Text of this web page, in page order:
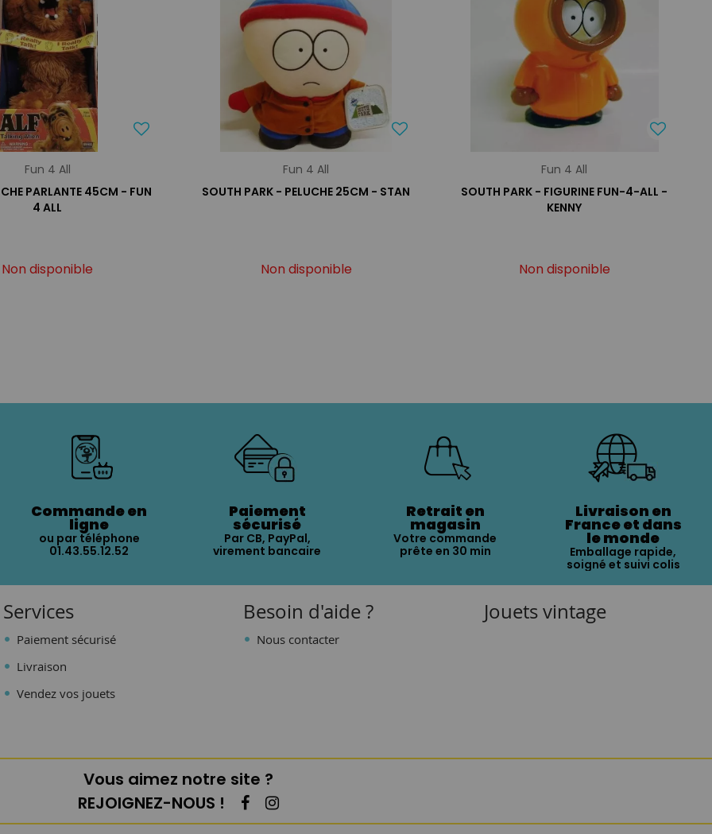
Fun 4 All
PARLANTE 45CM - FUN
4 ALL
Non disponible
Fun 4 All
SOUTH PARK - PELUCHE 25CM - STAN
Non disponible
Fun 4 All
SOUTH PARK - FIGURINE FUN-4-ALL -
KENNY
Non disponible
Commande en
ligne
ou par téléphone
01.43.55.12.52
Paiement
sécurisé
Par CB, PayPal,
virement bancaire
Retrait en
magasin
Votre commande
prête en 30 min
Livraison en
France et dans
le monde
Emballage rapide,
soigné et suivi colis
Services
Paiement sécurisé
Livraison
Vendez vos jouets
Besoin d'aide ?
Nous contacter
Jouets vintage
Vous aimez notre site ?
REJOIGNEZ-NOUS !